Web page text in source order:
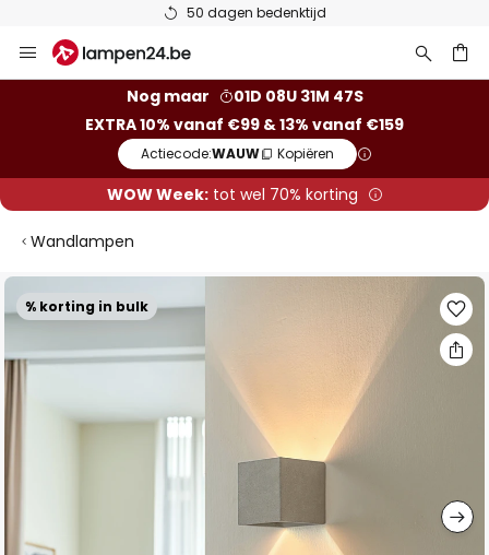
50 dagen bedenktijd
naar
Nog maar
01D 08U 31M 47S
EXTRA 10% vanaf €99 & 13% vanaf €159
Actiecode:WAUW Kopiëren
WOW Week:tot wel 70% korting
Wandlampen
% korting in bulk
Ga
naar
einde
van
de